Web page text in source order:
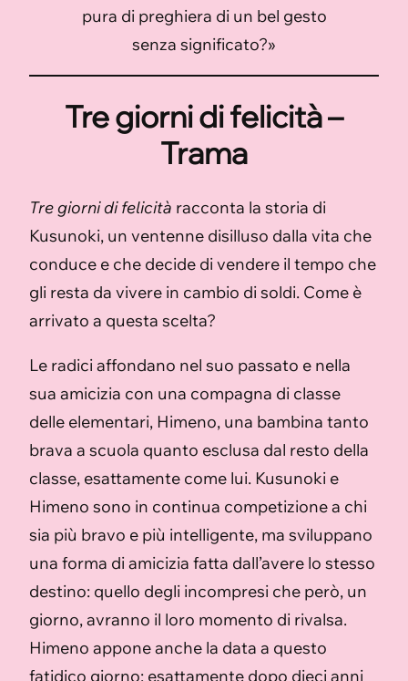
pura di preghiera di un bel gesto
senza significato?»
Tre giorni di felicità –
Trama
Tre giorni di felicità racconta la storia di
Kusunoki, un ventenne disilluso dalla vita che
conduce e che decide di vendere il tempo che
gli resta da vivere in cambio di soldi. Come è
arrivato a questa scelta?
Le radici affondano nel suo passato e nella
sua amicizia con una compagna di classe
delle elementari, Himeno, una bambina tanto
brava a scuola quanto esclusa dal resto della
classe, esattamente come lui. Kusunoki e
Himeno sono in continua competizione a chi
sia più bravo e più intelligente, ma sviluppano
una forma di amicizia fatta dall’avere lo stesso
destino: quello degli incompresi che però, un
giorno, avranno il loro momento di rivalsa.
Himeno appone anche la data a questo
fatidico giorno: esattamente dopo dieci anni